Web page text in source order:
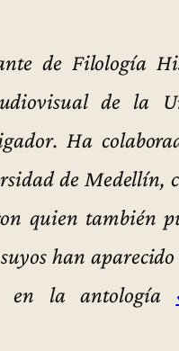
de Filología
de la
Ha
de Medellín,
quien también
han
en la antología